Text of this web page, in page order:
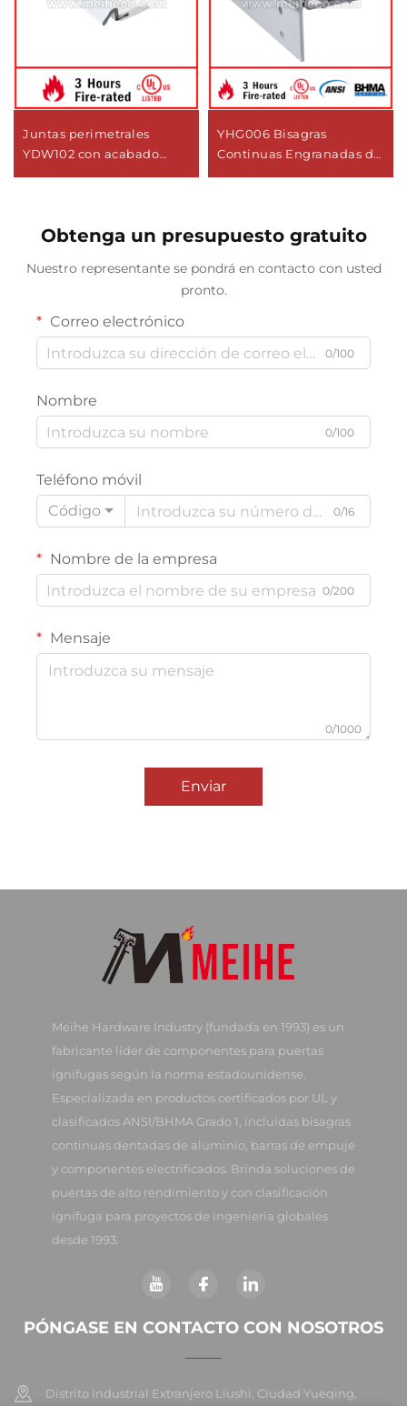
Juntas perimetrales
YDW102 con acabado
YHG006 Bisagras
Continuas Engranadas de
Obtenga un presupuesto gratuito
Nuestro representante se pondrá en contacto con usted
pronto.
Correo electrónico
0/100
Nombre
0/100
Teléfono móvil
Código
0/16
Nombre de la empresa
0/200
Mensaje
0/1000
Enviar
Meihe Hardware Industry (fundada en 1993) es un
fabricante líder de componentes para puertas
ignífugas según la norma estadounidense.
Especializada en productos certificados por UL y
clasificados ANSI/BHMA Grado 1, incluidas bisagras
continuas dentadas de aluminio, barras de empuje
y componentes electrificados. Brinda soluciones de
puertas de alto rendimiento y con clasificación
ignífuga para proyectos de ingeniería globales
desde 1993.
PÓNGASE EN CONTACTO CON NOSOTROS
Distrito Industrial Extranjero Liushi, Ciudad Yueqing,